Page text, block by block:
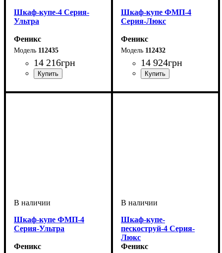
Шкаф-купе-4 Серия-
Ультра
Феникс
112435
14 216грн
Шкаф-купе ФМП-4
Серия-Люкс
Феникс
112432
14 924грн
Шкаф-купе ФМП-4
Серия-Ультра
Феникс
Шкаф-купе-
пескоструй-4 Серия-
Люкс
Феникс